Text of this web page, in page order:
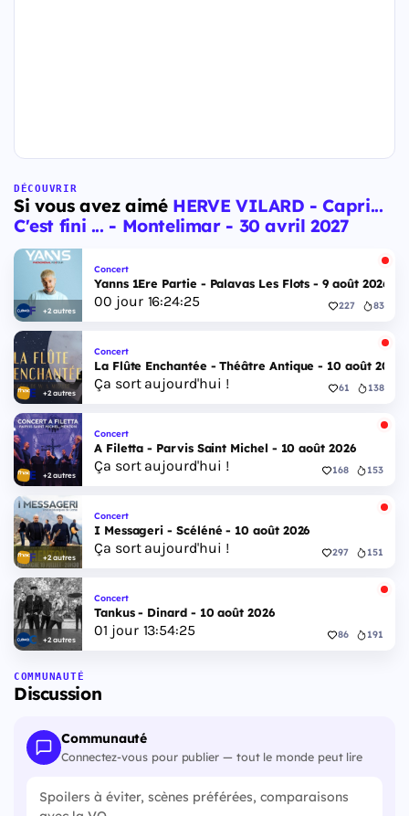
DÉCOUVRIR
Si vous avez aimé HERVE VILARD - Capri...
C'est fini ... - Montelimar - 30 avril 2027
+2 autres
Concert
Yanns 1Ere Partie - Palavas Les Flots - 9 août 2026
00 jour 16:24:24 227 83
+2 autres
Concert
La Flûte Enchantée - Théâtre Antique - 10 août 2026
Ça sort aujourd'hui ! 61 138
+2 autres
Concert
A Filetta - Parvis Saint Michel - 10 août 2026
Ça sort aujourd'hui ! 168 153
+2 autres
Concert
I Messageri - Scéléné - 10 août 2026
Ça sort aujourd'hui ! 297 151
+2 autres
Concert
Tankus - Dinard - 10 août 2026
01 jour 13:54:24 86 191
COMMUNAUTÉ
Discussion
Communauté
Connectez-vous pour publier — tout le monde peut lire